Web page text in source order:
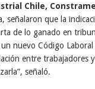
Chile,
señalaron que la
de lo ganado en
nuevo Código
entre trabajadores
señaló.